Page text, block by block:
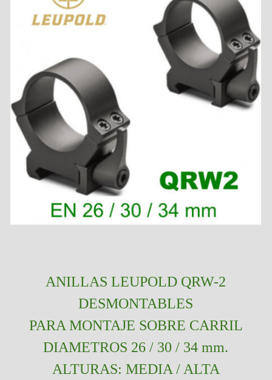
ANILLAS LEUPOLD QRW-2
DESMONTABLES
PARA MONTAJE SOBRE CARRIL
DIAMETROS 26 / 30 / 34 mm.
ALTURAS: MEDIA / ALTA